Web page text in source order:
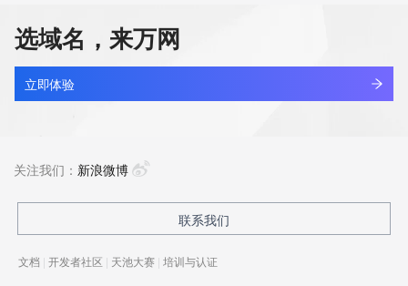
noiwx.cn
最近查询
查看详情
最近查询
选域名，来万网
立即体验
关注我们： 新浪微博
联系我们
文档 | 开发者社区 | 天池大赛 | 培训与认证